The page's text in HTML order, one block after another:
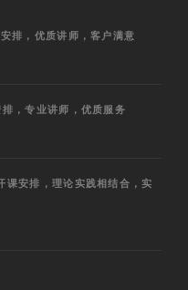
排，优质讲师，客户满意
，专业讲师，优质服务
课安排，理论实践相结合，实